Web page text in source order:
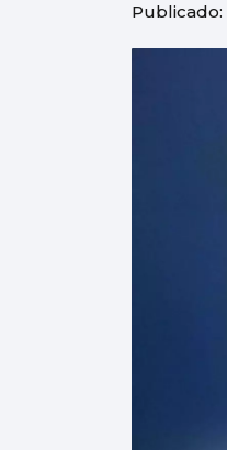
Publicado: